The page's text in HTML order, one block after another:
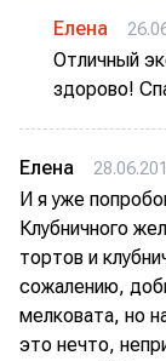
Елена
Отличный
здорово!
Елена
И я уже
Клубничного
тортов и
сожалению,
мелковата, но
это нечто,